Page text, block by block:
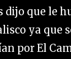
dijo que le
ya que
por El